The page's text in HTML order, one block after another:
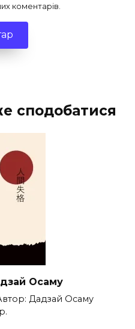
коментарів.
сподобатися
Осаму
Дадзай Осаму